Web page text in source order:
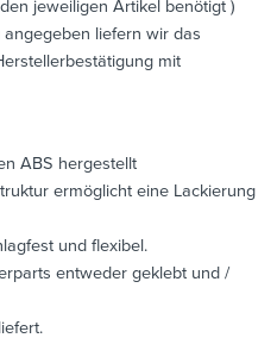
jeweiligen Artikel benötigt )
liefern wir das
mit
ABS hergestellt
ermöglicht eine Lackierung
und flexibel.
entweder geklebt und /